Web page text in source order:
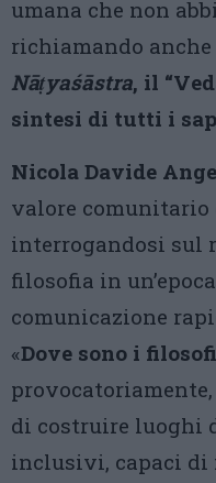
umana che non
richiamando
Nāṭyaśāstra, il
sintesi di tutti i
Nicola Davide
valore comunitario
interrogandosi sul
filosofia in
comunicazione
«Dove sono i
di costruire luoghi
inclusivi, capaci di